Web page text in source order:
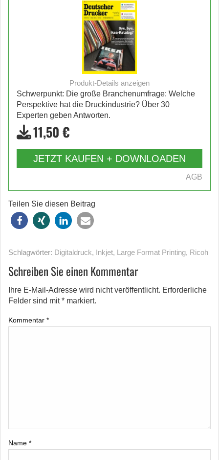
Produkt-Details anzeigen
Schwerpunkt: Die große Branchenumfrage: Welche
Perspektive hat die Druckindustrie? Über 30
Experten geben Antworten.
11,50 €
JETZT KAUFEN + DOWNLOADEN
AGB
Teilen Sie diesen Beitrag
Schlagwörter: Digitaldruck, Inkjet, Large Format Printing, Ricoh
Schreiben Sie einen Kommentar
Ihre E-Mail-Adresse wird nicht veröffentlicht. Erforderliche
Felder sind mit* markiert.
Kommentar *
Name *